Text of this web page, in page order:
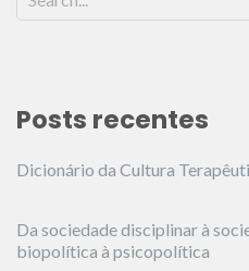
Posts recentes
Dicionário da Cultura
Da sociedade disciplinar à
biopolítica à psicopolítica